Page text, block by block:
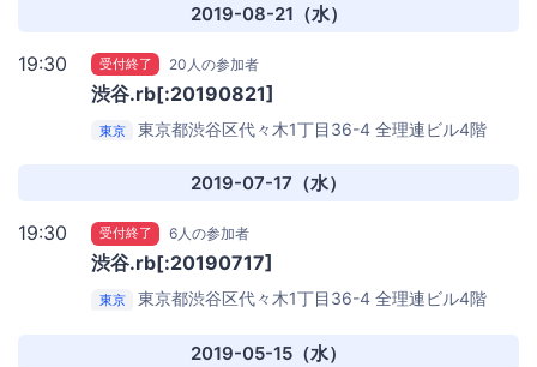
2019-08-21（水）
19:30 受付終了 20人の参加者
渋谷.rb[:20190821]
東京
東京都渋谷区代々木1丁目36-4 全理連ビル4階
2019-07-17（水）
19:30 受付終了 6人の参加者
渋谷.rb[:20190717]
東京
東京都渋谷区代々木1丁目36-4 全理連ビル4階
2019-05-15（水）